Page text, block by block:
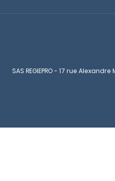
SAS REGIEPRO - 17 rue